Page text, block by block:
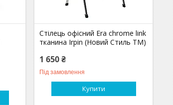
Стілець офісний Era chrome link
тканина Irpin (Новий Стиль ТМ)
1 650 ₴
Під замовлення
Купити